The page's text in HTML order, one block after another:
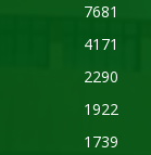
7681
4171
2290
1922
1739